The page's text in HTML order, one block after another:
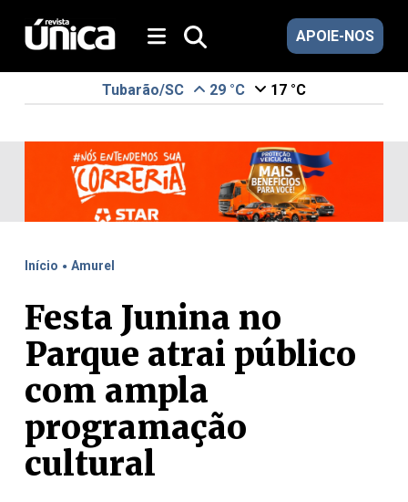
APOIE-NOS
Tubarão/SC 29 °C 17 °C
Início . Amurel
Festa Junina no
Parque atrai público
com ampla
programação
cultural